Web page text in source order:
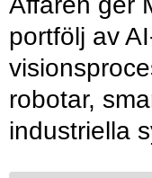
portfölj av
robotar,
industriella